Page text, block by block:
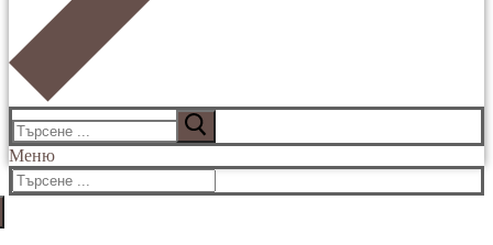
Меню